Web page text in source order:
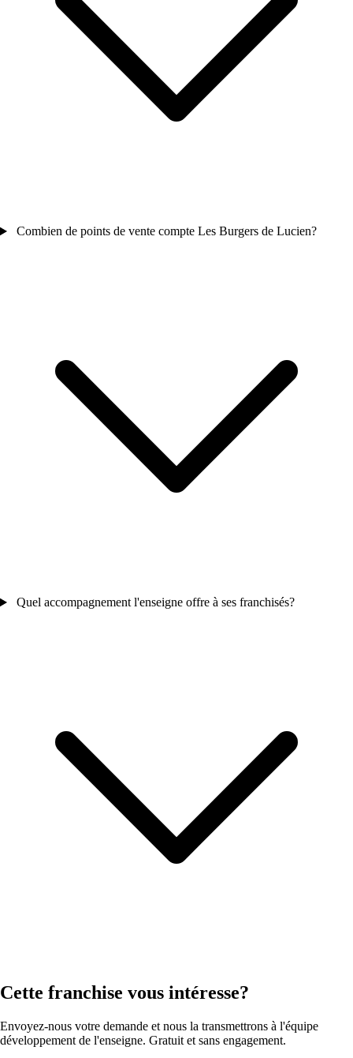
Combien de points de vente compte Les Burgers de Lucien?
Quel accompagnement l'enseigne offre à ses franchisés?
Cette franchise vous intéresse?
Envoyez-nous votre demande et nous la transmettrons à l'équipe
développement de l'enseigne. Gratuit et sans engagement.